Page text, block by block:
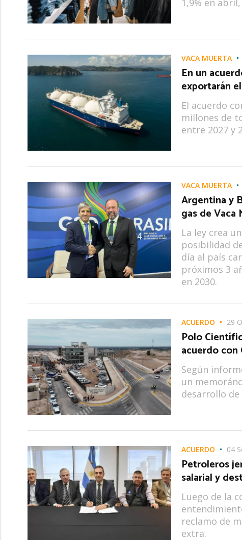
VACA MUERTA
En un
exportarán
El acuerdo
millones de
entre 2027 y
VACA MUERTA
Argentina y
gas de Vaca
La ley crea
posibilidad
día al país
próximos 3
en 2030.
ACUERDO 29
Polo
acuerdo con
Según
un
desarrollo de
ACUERDO 04
Petroleros
salarial y
Luego de la
reclamo de
extra.